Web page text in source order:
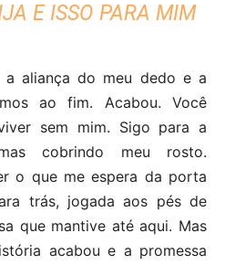
E ISSO PARA MIM
aliança do meu dedo e a
ao fim. Acabou. Você
sem mim. Sigo para a
cobrindo meu rosto.
o que me espera da porta
trás, jogada aos pés de
que mantive até aqui. Mas
acabou e a promessa